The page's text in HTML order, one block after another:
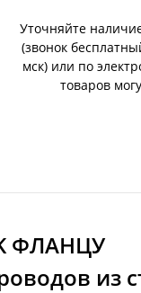
Уточняйте
(звонок
мск) или по
товаров
ФЛАНЦУ
из